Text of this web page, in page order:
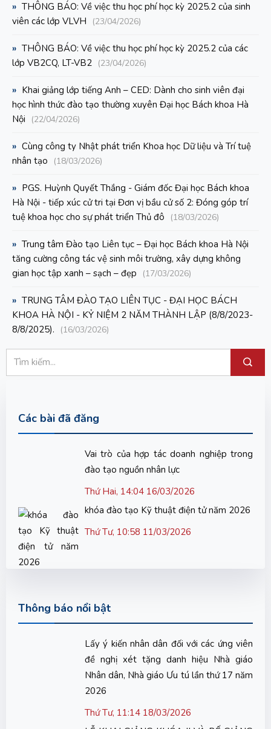
» THÔNG BÁO: Về việc thu học phí học kỳ 2025.2 của sinh
viên các lớp VLVH
(23/04/2026)
» THÔNG BÁO: Về việc thu học phí học kỳ 2025.2 của các
lớp VB2CQ, LT-VB2 (23/04/2026)
» Khai giảng lớp tiếng Anh – CED: Dành cho sinh viên đại
học hình thức đào tạo thường xuyên Đại học Bách khoa Hà
Nội
(22/04/2026)
» Cùng công ty Nhật phát triển Khoa học Dữ liệu và Trí tuệ
nhân tạo
(18/03/2026)
» PGS. Huỳnh Quyết Thắng - Giám đốc Đại học Bách khoa
Hà Nội - tiếp xúc cử tri tại Đơn vị bầu cử số 2: Đóng góp trí
tuệ khoa học cho sự phát triển Thủ đô
(18/03/2026)
» Trung tâm Đào tạo Liên tục – Đại học Bách khoa Hà Nội
tăng cường công tác vệ sinh môi trường, xây dựng không
gian học tập xanh – sạch – đẹp
(17/03/2026)
» TRUNG TÂM ĐÀO TẠO LIÊN TỤC - ĐẠI HỌC BÁCH
KHOA HÀ NỘI - KỶ NIỆM 2 NĂM THÀNH LẬP (8/8/2023-
8/8/2025).
(16/03/2026)
Các bài đã đăng
Vai trò của hợp tác doanh nghiệp trong
đào tạo nguồn nhân lực
Thứ Hai, 14:04 16/03/2026
khóa đào tạo Kỹ thuật điện tử năm 2026
Thứ Tư, 10:58 11/03/2026
Thông báo nổi bật
Lấy ý kiến nhân dân đối với các ứng viên
đề nghị xét tặng danh hiệu Nhà giáo
Nhân dân, Nhà giáo Ưu tú lần thứ 17 năm
2026
Thứ Tư, 11:14 18/03/2026